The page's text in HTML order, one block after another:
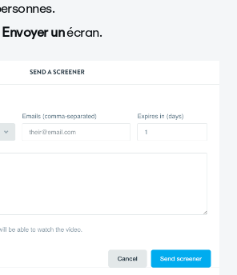
Envoyer unécran.